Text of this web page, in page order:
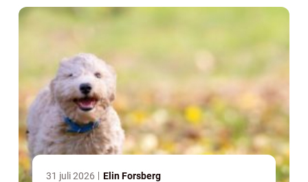
31 juli 2026 Elin Forsberg